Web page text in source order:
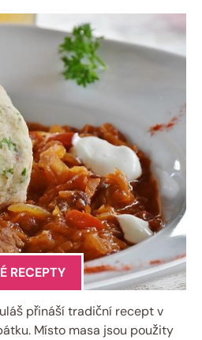
RECEPTY
přináší tradiční recept v
Místo masa jsou použity